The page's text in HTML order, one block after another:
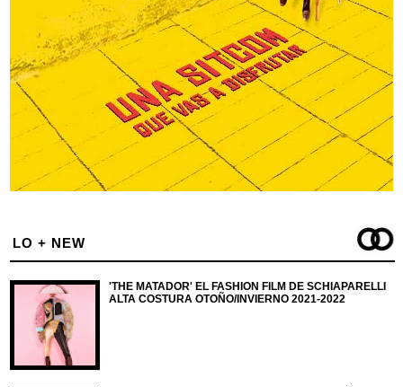
LO + NEW
'THE MATADOR' EL FASHION FILM DE SCHIAPARELLI
ALTA COSTURA OTOÑO/INVIERNO 2021-2022